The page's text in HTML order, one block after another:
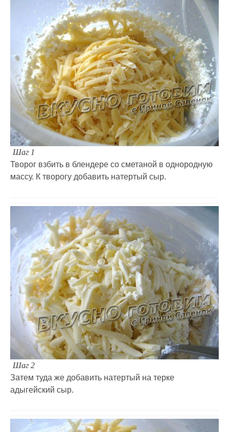
Шаг 1
Творог взбить в блендере со сметаной в однородную
массу. К творогу добавить натертый сыр.
Шаг 2
Затем туда же добавить натертый на терке
адыгейский сыр.